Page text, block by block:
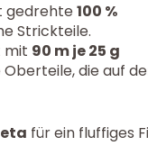
gedrehte 100 %
Strickteile.
mit 90 m je 25 g
die auf
für ein fluffiges